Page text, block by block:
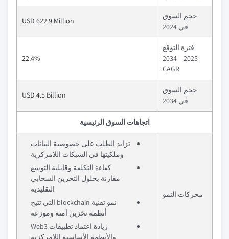
حجم السوق
في 2024
USD 622.9 Million
فترة التوقع
2025 – 2034
CAGR
22.4%
حجم السوق
في 2034
USD 4.5 Billion
اتجاهات السوق الرئيسية
محركات النمو
تزايد الطلب على خصوصية البيانات
وملكيتها في الشبكات اللامركزية
كفاءة التكلفة وقابلية التوسع
مقارنة بحلول التخزين السحابي
التقليدية
نمو تقنية blockchain التي تتيح
أنظمة تخزين آمنة وموزعة
زيادة اعتماد تطبيقات Web3
والأنظمة الأساسية اللامركزية